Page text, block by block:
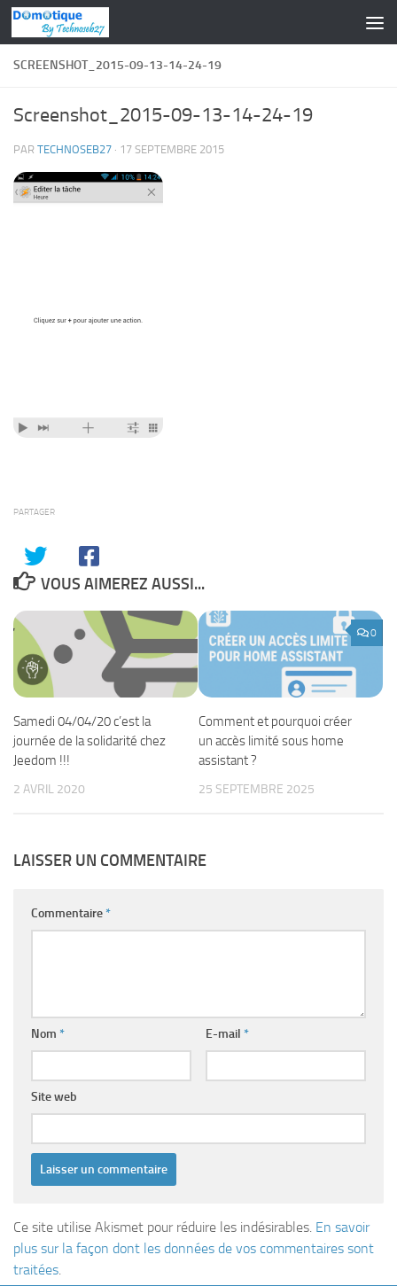
Skip to content
SCREENSHOT_2015-09-13-14-24-19
Screenshot_2015-09-13-14-24-19
PAR TECHNOSEB27 · 17 SEPTEMBRE 2015
PARTAGER
VOUS AIMEREZ AUSSI...
Samedi 04/04/20 c’est la
journée de la solidarité chez
Jeedom !!!
2 AVRIL 2020
0
Comment et pourquoi créer
un accès limité sous home
assistant ?
25 SEPTEMBRE 2025
LAISSER UN COMMENTAIRE
Commentaire*
Nom * E-mail *
Site web
Ce site utilise Akismet pour réduire les indésirables. En savoir
plus sur la façon dont les données de vos commentaires sont
traitées.